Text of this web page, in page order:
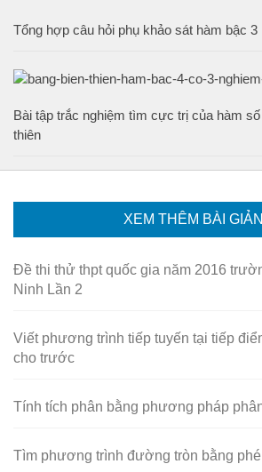
Tổng hợp câu hỏi phụ khảo sát hàm bậc 3
Bài tập trắc nghiệm tìm cực trị của hàm
thiên
XEM THÊM BÀI
Đề thi thử thpt quốc gia năm 2016
Ninh Lần 2
Viết phương trình tiếp tuyến tại tiếp
cho trước
Tính tích phân bằng phương pháp
Tìm phương trình đường tròn bằng